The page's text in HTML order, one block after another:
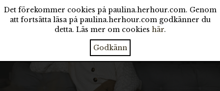
Det förekommer cookies på paulina.herhour.com. Genom
att fortsätta läsa på paulina.herhour.com godkänner du
detta. Läs mer om cookies här.
Godkänn